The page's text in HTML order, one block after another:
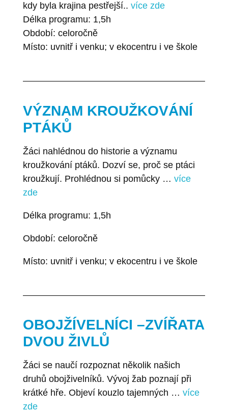
kdy byla krajina pestřejší.. více zde
Délka programu: 1,5h
Období: celoročně
Místo: uvnitř i venku; v ekocentru i ve škole
VÝZNAM KROUŽKOVÁNÍ
PTÁKŮ
Žáci nahlédnou do historie a významu
kroužkování ptáků. Dozví se, proč se ptáci
kroužkují. Prohlédnou si pomůcky … více
zde
Délka programu: 1,5h
Období: celoročně
Místo: uvnitř i venku; v ekocentru i ve škole
OBOJŽÍVELNÍCI –ZVÍŘATA
DVOU ŽIVLŮ
Žáci se naučí rozpoznat několik našich
druhů obojživelníků. Vývoj žab poznají při
krátké hře. Objeví kouzlo tajemných … více
zde